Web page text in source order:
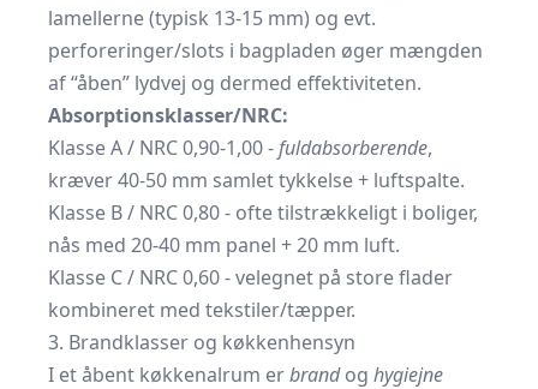
lamellerne (typisk 13-15 mm) og evt.
perforeringer/slots i bagpladen øger mængden
af “åben” lydvej og dermed effektiviteten.
Absorptionsklasser/NRC:
Klasse A / NRC 0,90-1,00 -fuldabsorberende,
kræver 40-50 mm samlet tykkelse + luftspalte.
Klasse B / NRC 0,80 - ofte tilstrækkeligt i boliger,
nås med 20-40 mm panel + 20 mm luft.
Klasse C / NRC 0,60 - velegnet på store flader
kombineret med tekstiler/tæpper.
3. Brandklasser og køkkenhensyn
I et åbent køkkenalrum erbrandog hygiejne